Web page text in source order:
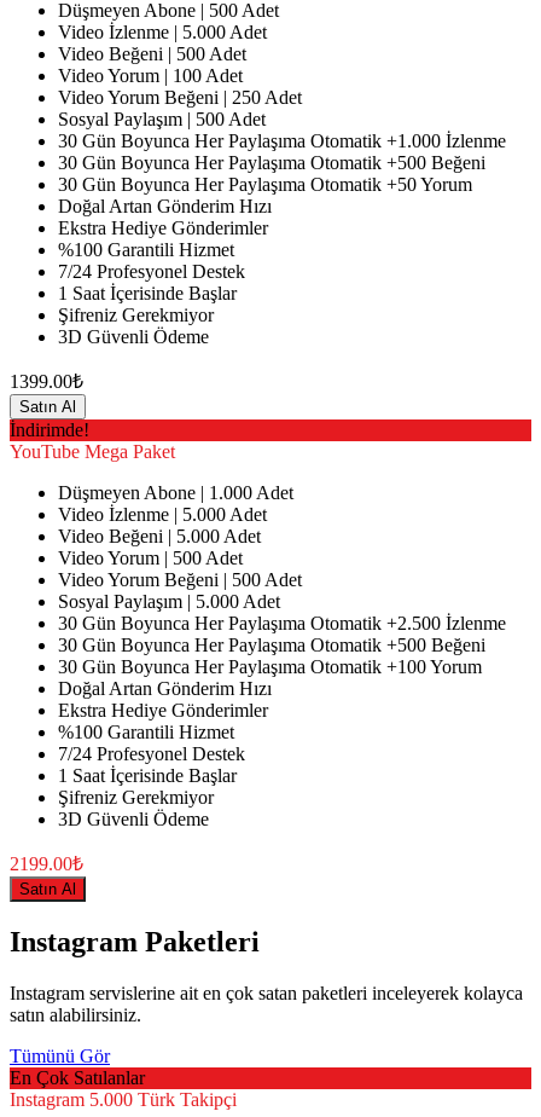
Düşmeyen Abone | 500 Adet
Video İzlenme | 5.000 Adet
Video Beğeni | 500 Adet
Video Yorum | 100 Adet
Video Yorum Beğeni | 250 Adet
Sosyal Paylaşım | 500 Adet
30 Gün Boyunca Her Paylaşıma Otomatik +1.000 İzlenme
30 Gün Boyunca Her Paylaşıma Otomatik +500 Beğeni
30 Gün Boyunca Her Paylaşıma Otomatik +50 Yorum
Doğal Artan Gönderim Hızı
Ekstra Hediye Gönderimler
%100 Garantili Hizmet
7/24 Profesyonel Destek
1 Saat İçerisinde Başlar
Şifreniz Gerekmiyor
3D Güvenli Ödeme
1399.00₺
Satın Al
İndirimde!
YouTube Mega Paket
Düşmeyen Abone | 1.000 Adet
Video İzlenme | 5.000 Adet
Video Beğeni | 5.000 Adet
Video Yorum | 500 Adet
Video Yorum Beğeni | 500 Adet
Sosyal Paylaşım | 5.000 Adet
30 Gün Boyunca Her Paylaşıma Otomatik +2.500 İzlenme
30 Gün Boyunca Her Paylaşıma Otomatik +500 Beğeni
30 Gün Boyunca Her Paylaşıma Otomatik +100 Yorum
Doğal Artan Gönderim Hızı
Ekstra Hediye Gönderimler
%100 Garantili Hizmet
7/24 Profesyonel Destek
1 Saat İçerisinde Başlar
Şifreniz Gerekmiyor
3D Güvenli Ödeme
2199.00₺
Satın Al
Instagram Paketleri
Instagram servislerine ait en çok satan paketleri inceleyerek kolayca
satın alabilirsiniz.
Tümünü Gör
En Çok Satılanlar
Instagram 5.000 Türk Takipçi